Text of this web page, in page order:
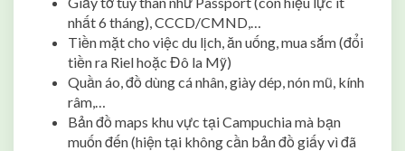
K
i
ệ
m
nhất 6 tháng), CCCD/CMND,…
Tiền mặt cho việc du lịch, ăn uống, mua sắm (đổi
tiền ra Riel hoặc Đô la Mỹ)
Quần áo, đồ dùng cá nhân, giày dép, nón mũ, kính
râm,…
Bản đồ maps khu vực tại Campuchia mà bạn
muốn đến (hiện tại không cần bản đồ giấy vì đã